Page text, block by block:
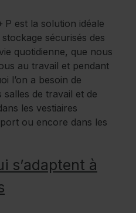
P est la solution idéale
sécurisés des
quotidienne, que nous
au travail et pendant
l’on a besoin de
salles de travail et de
les vestiaires
ou encore dans les
s’adaptent à